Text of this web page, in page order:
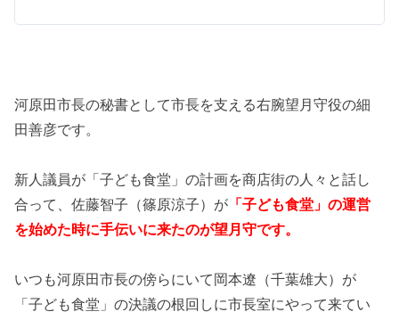
河原田市長の秘書として市長を支える右腕望月守役の細
田善彦です。
新人議員が「子ども食堂」の計画を商店街の人々と話し
合って、佐藤智子（篠原涼子）が 「子ども食堂」の運営
を始めた時に手伝いに来たのが望月守です。
いつも河原田市長の傍らにいて岡本遼（千葉雄大）が
「子ども食堂」の決議の根回しに市長室にやって来てい